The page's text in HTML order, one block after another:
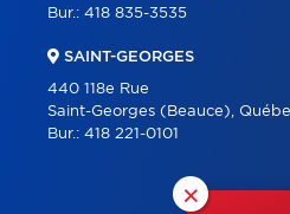
×
Bur.: 418 835-3535
SAINT-GEORGES
440 118e Rue
Saint-Georges (Beauce),
Bur.: 418 221-0101